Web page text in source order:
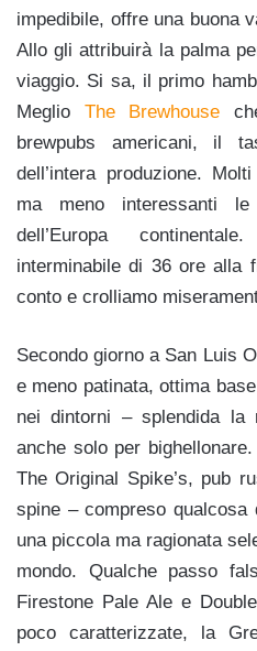
impedibile, offre una buona
Allo gli attribuirà la palma
viaggio. Si sa, il primo
Meglio The Brewhouse
brewpubs americani, il
dell’intera produzione.
ma meno interessanti
dell’Europa
interminabile di 36 ore alla
conto e crolliamo
Secondo giorno a San Luis
e meno patinata, ottima
nei dintorni – splendida
anche solo per
The Original Spike’s, pub
spine – compreso
una piccola ma ragionata
mondo. Qualche passo
Firestone Pale Ale e
poco caratterizzate, la